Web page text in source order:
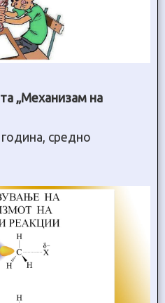
„Механизам на
средно